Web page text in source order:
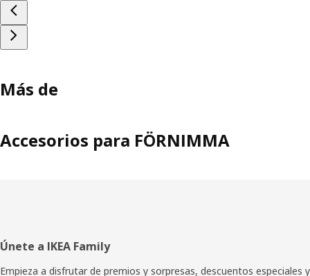
Más de
Accesorios para FÖRNIMMA
Pie
de
Únete a IKEA Family
Empieza a disfrutar de premios y sorpresas, descuentos especiales y